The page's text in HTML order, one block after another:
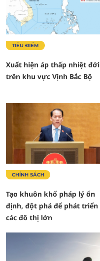
TIÊU ĐIỂM
Xuất hiện áp thấp nhiệt đới
trên khu vực Vịnh Bắc Bộ
CHÍNH SÁCH
Tạo khuôn khổ pháp lý ổn
định, đột phá để phát triển
các đô thị lớn